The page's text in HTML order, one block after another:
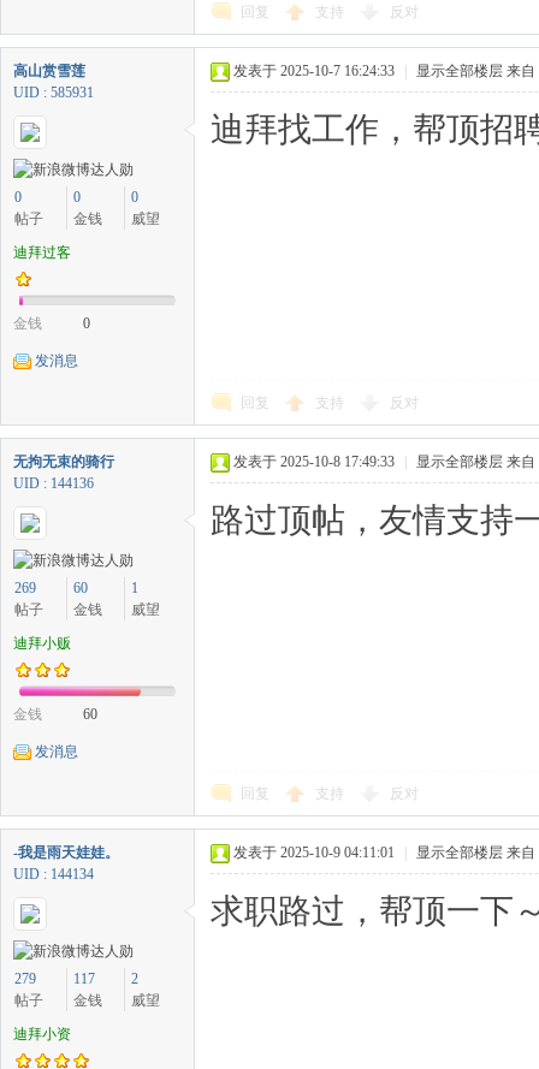
回复 支持 反对
高山赏雪莲
UID : 585931
0
帖子
0
金钱
0
威望
迪拜过客
金钱 0
发消息
发表于 2025-10-7 16:24:33 显示全部楼层 来自
迪拜找工作，帮顶招
回复 支持 反对
无拘无束的骑行
UID : 144136
269
帖子
60
金钱
1
威望
迪拜小贩
金钱 60
发消息
发表于 2025-10-8 17:49:33 显示全部楼层 来自
路过顶帖，友情支持
回复 支持 反对
-我是雨天娃娃。
UID : 144134
279
帖子
117
金钱
2
威望
迪拜小资
发表于 2025-10-9 04:11:01 显示全部楼层 来自
求职路过，帮顶一下